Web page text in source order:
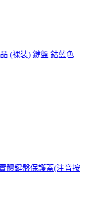
(裸裝) 鍵盤 鈷藍色
體鍵盤保護蓋(注音按